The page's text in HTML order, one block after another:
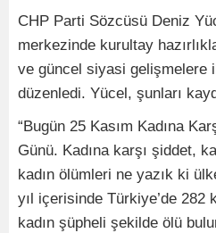
CHP Parti Sözcüsü Deniz
merkezinde kurultay
ve güncel siyasi gelişmelere
düzenledi. Yücel, şunları
“Bugün 25 Kasım Kadına
Günü. Kadına karşı şiddet,
kadın ölümleri ne yazık ki
yıl içerisinde Türkiye’de 282
kadın şüpheli şekilde ölü